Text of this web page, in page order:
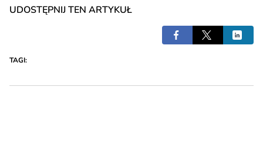
UDOSTĘPNIJ TEN ARTYKUŁ
TAGI: